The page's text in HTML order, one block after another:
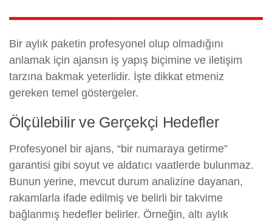
Bir aylık paketin profesyonel olup olmadığını
anlamak için ajansın iş yapış biçimine ve iletişim
tarzına bakmak yeterlidir. İşte dikkat etmeniz
gereken temel göstergeler.
Ölçülebilir ve Gerçekçi Hedefler
Profesyonel bir ajans, “bir numaraya getirme”
garantisi gibi soyut ve aldatıcı vaatlerde bulunmaz.
Bunun yerine, mevcut durum analizine dayanan,
rakamlarla ifade edilmiş ve belirli bir takvime
bağlanmış hedefler belirler. Örneğin, altı aylık